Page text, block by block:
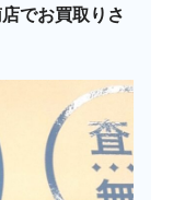
でお買取りさ